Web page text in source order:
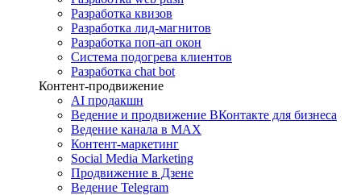
Разработка квизов
Разработка лид-магнитов
Разработка поп-ап окон
Система подогрева клиентов
Разработка chat bot
Контент-продвижение
AI продакшн
Ведение и продвижение ВКонтакте для бизнеса
Ведение канала в MAX
Контент-маркетинг
Social Media Marketing
Продвижение в Дзене
Ведение Telegram